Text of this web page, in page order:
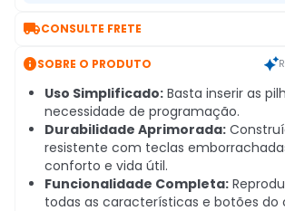
CONSULTE FRETE
SOBRE O PRODUTO
Uso Simplificado: Basta inserir as
necessidade de programação.
Durabilidade Aprimorada:
resistente com teclas
conforto e vida útil.
Funcionalidade Completa:
todas as características e botões do